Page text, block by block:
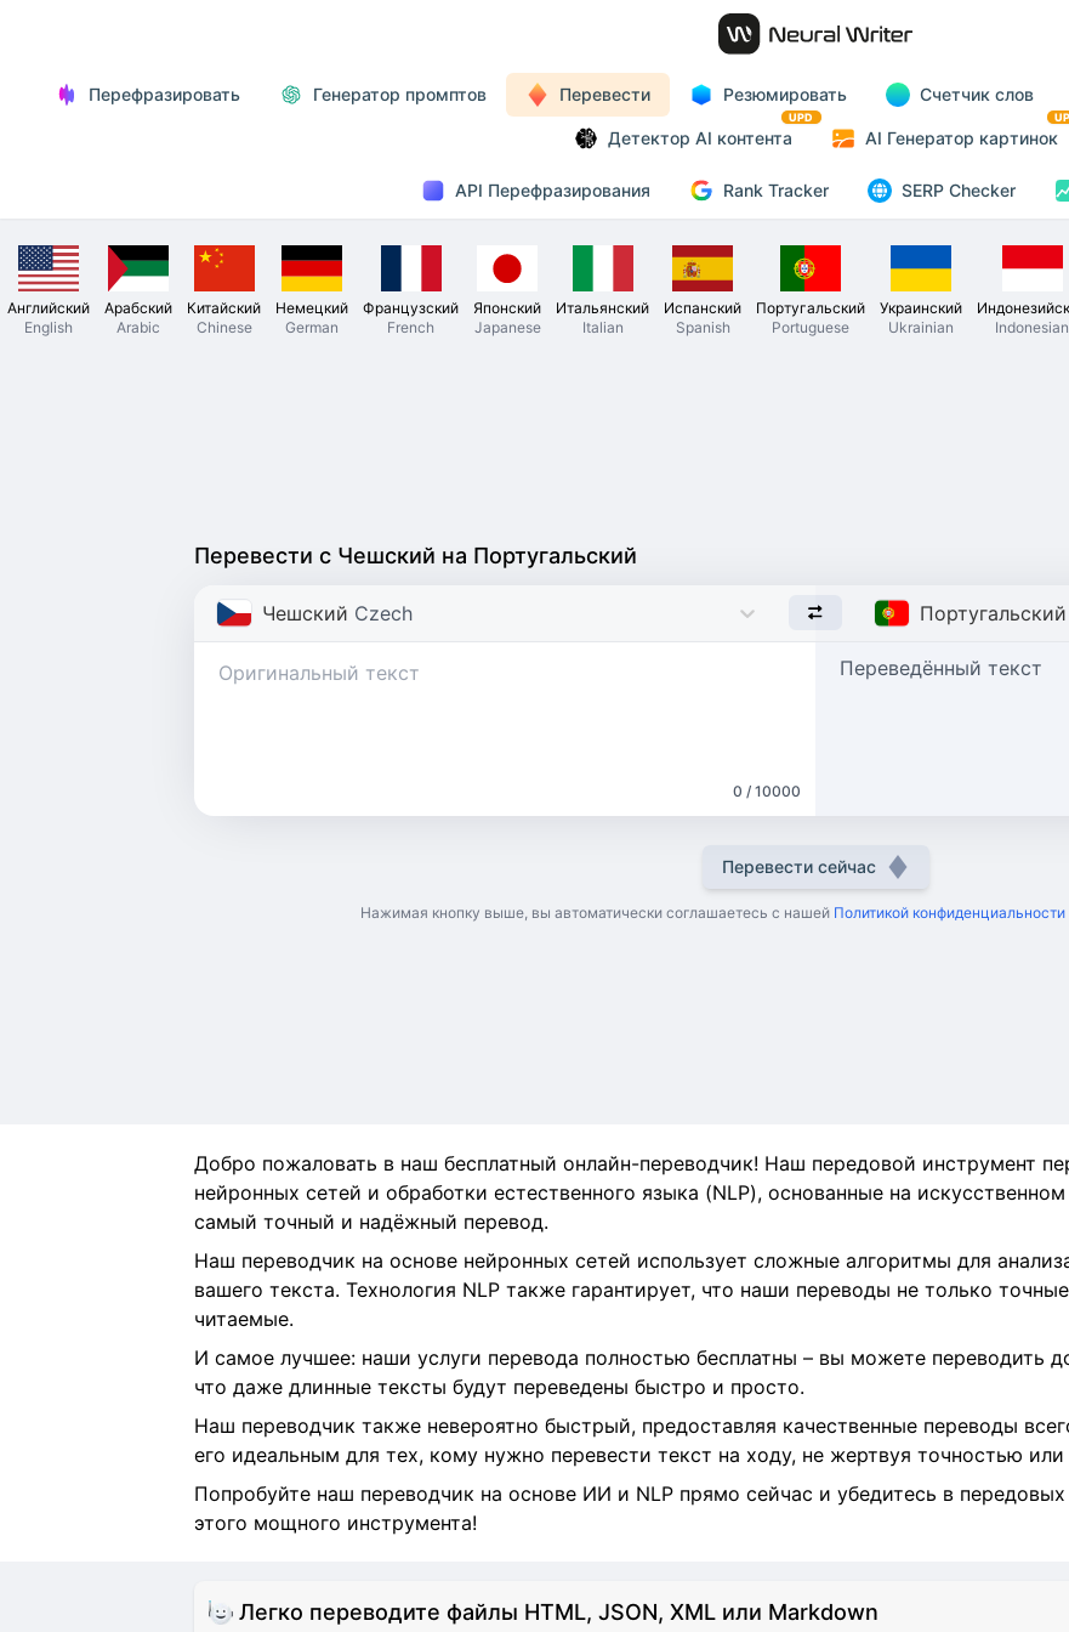
Перефразировать Генератор промптов Перевести Резюмировать Счетчик слов
Детектор AI контента
UPD
AI Генератор картинок
API Перефразирования Rank Tracker SERP Checker
Английский
English
Арабский
Arabic
Китайский
Chinese
Немецкий
German
Французский
French
Японский
Japanese
Итальянский
Italian
Испанский
Spanish
Португальский
Portuguese
Украинский
Ukrainian
Indonesian
Перевести с Чешский на Португальский
Чешский Czech Португальский
0 / 10000
Переведённый текст
Перевести сейчас
Нажимая кнопку выше, вы автоматически соглашаетесь с нашей Политикой конфиденциальности
Добро пожаловать в наш бесплатный онлайн-переводчик! Наш передовой инструмент
нейронных сетей и обработки естественного языка (NLP), основанные на
самый точный и надёжный перевод.
Наш переводчик на основе нейронных сетей использует сложные алгоритмы для
вашего текста. Технология NLP также гарантирует, что наши переводы не только
читаемые.
И самое лучшее: наши услуги перевода полностью бесплатны – вы можете переводить
что даже длинные тексты будут переведены быстро и просто.
Наш переводчик также невероятно быстрый, предоставляя качественные переводы
его идеальным для тех, кому нужно перевести текст на ходу, не жертвуя точностью
Попробуйте наш переводчик на основе ИИ и NLP прямо сейчас и убедитесь в
этого мощного инструмента!
Легко переводите файлы HTML, JSON, XML или Markdown